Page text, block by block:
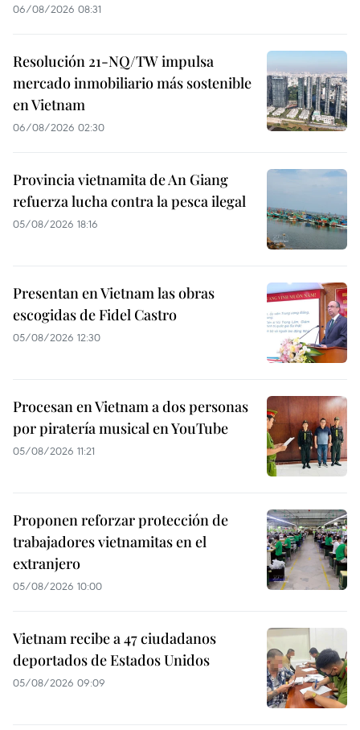
06/08/2026 08:31
Resolución 21-NQ/TW impulsa
mercado inmobiliario más sostenible
en Vietnam
06/08/2026 02:30
Provincia vietnamita de An Giang
refuerza lucha contra la pesca ilegal
05/08/2026 18:16
Presentan en Vietnam las obras
escogidas de Fidel Castro
05/08/2026 12:30
Procesan en Vietnam a dos personas
por piratería musical en YouTube
05/08/2026 11:21
Proponen reforzar protección de
trabajadores vietnamitas en el
extranjero
05/08/2026 10:00
Vietnam recibe a 47 ciudadanos
deportados de Estados Unidos
05/08/2026 09:09